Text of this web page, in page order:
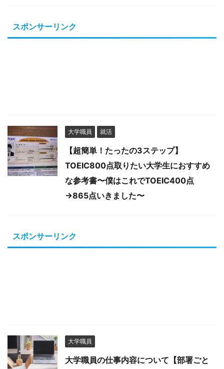
スポンサーリンク
大学職員 就活
【超簡単！たったの3ステップ】
TOEIC800点取りたい大学生におすすめ
な参考書〜僕はこれでTOEIC400点
→865点いきました〜
スポンサーリンク
大学職員
大学職員の仕事内容について【部署ごと